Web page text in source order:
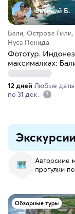
Евгений Б.
Бали, Острова
Нуса Пенида
Фототур.
максималках:
Нуса-Пенида
12 дней Любые даты
по 31 дек.
Авторские
прогулки
Обзорные туры